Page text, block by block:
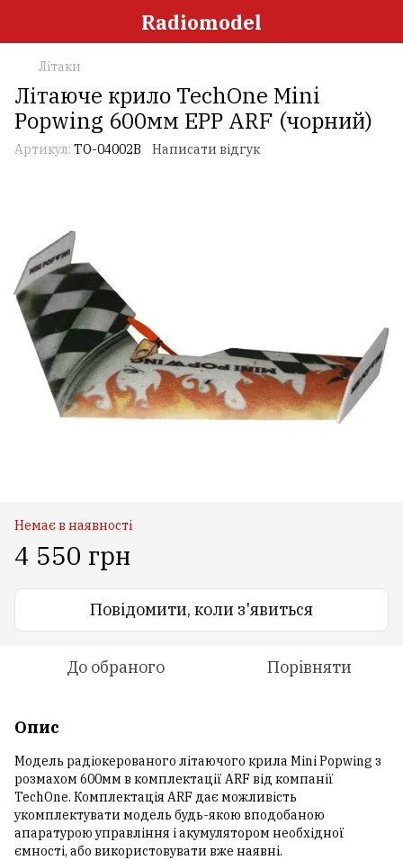
Radiomodel
Літаки
Літаюче крило TechOne Mini
Popwing 600мм EPP ARF (чорний)
Артикул: TO-04002B Написати відгук
Немає в наявності
4 550 грн
Повідомити, коли з'явиться
До обраного Порівняти
Опис
Модель радіокерованого літаючого крила Mini Popwing з
розмахом 600мм в комплектації ARF від компанії
TechOne. Комплектація ARF дає можливість
укомплектувати модель будь-якою вподобаною
апаратурою управління і акумулятором необхідної
ємності, або використовувати вже наявні.